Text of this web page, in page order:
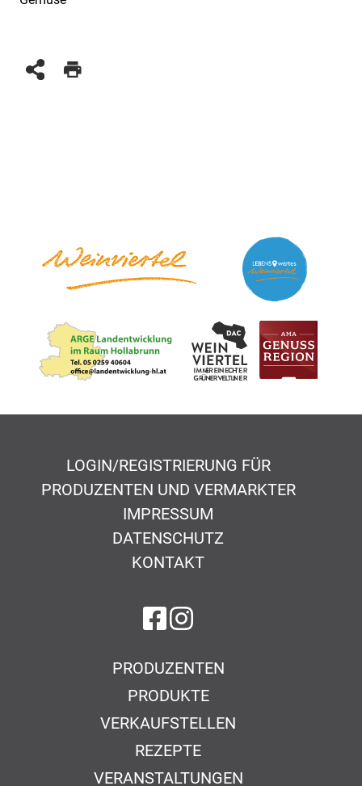
LOGIN/REGISTRIERUNG FÜR
PRODUZENTEN UND VERMARKTER
IMPRESSUM
DATENSCHUTZ
KONTAKT
auf Facebook
auf Instagram
PRODUZENTEN
PRODUKTE
VERKAUFSTELLEN
REZEPTE
VERANSTALTUNGEN